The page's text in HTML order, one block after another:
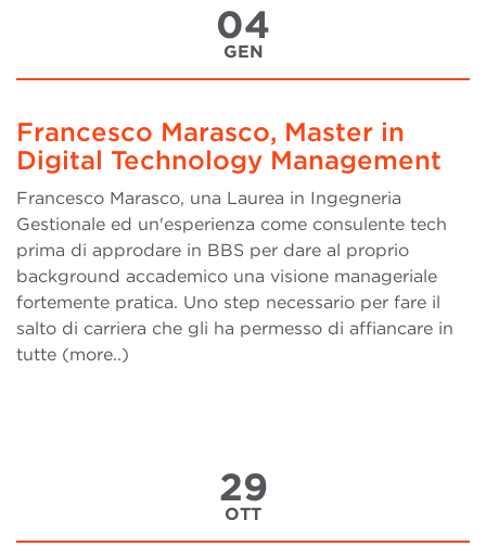
04
GEN
Francesco Marasco, Master in
Digital Technology Management
Francesco Marasco, una Laurea in Ingegneria
Gestionale ed un'esperienza come consulente tech
prima di approdare in BBS per dare al proprio
background accademico una visione manageriale
fortemente pratica. Uno step necessario per fare il
salto di carriera che gli ha permesso di affiancare in
tutte (more..)
29
OTT